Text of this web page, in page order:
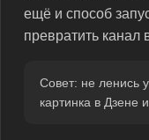
ещё и способ
превратить канал
Совет: не ленись
картинка в Дзене